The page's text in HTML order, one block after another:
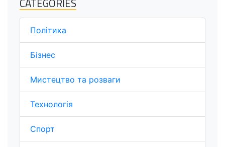
Політика
Бізнес
Мистецтво та розваги
Технологія
Спорт